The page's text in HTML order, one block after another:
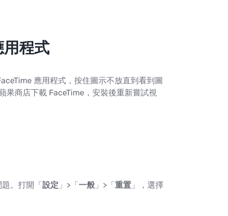
程式
應用程式，按住圖示不放直到看到圖
果商店下載 FaceTime，安裝後重新嘗試視
。打開「設定 」>「一般」>「重置」，選擇